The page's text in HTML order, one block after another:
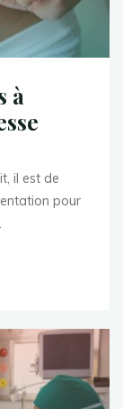
à
il est de
pour